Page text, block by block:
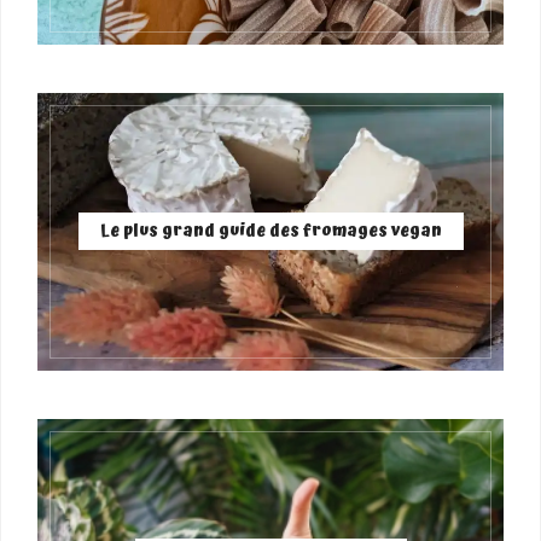
Le plus grand guide des fromages vegan